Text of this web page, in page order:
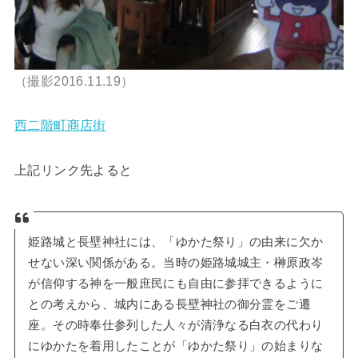
（撮影2016.11.19）
西二階町商店街
上記リンク先よると
姫路城と長壁神社には、「ゆかた祭り」の由来に欠か
せない深い関係がある。当時の姫路城城主・榊原政岑
が信仰する神を一般庶民にも自由に参拝できるように
との考えから、城内にある長壁神社の御分霊をご遷
座。その時奉仕参列した人々が清浄なる白衣の代わり
にゆかたを着用したことが「ゆかた祭り」の始まりな